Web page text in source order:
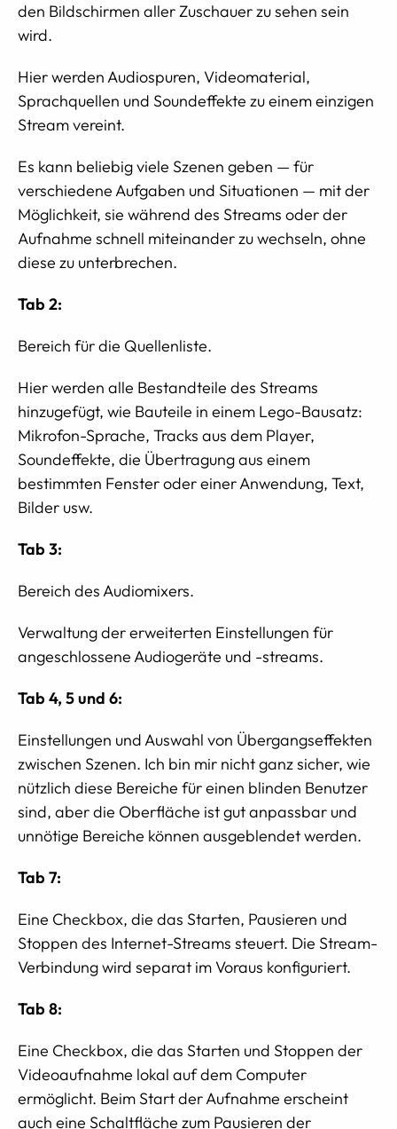
den Bildschirmen aller Zuschauer zu sehen sein
wird.
Hier werden Audiospuren, Videomaterial,
Sprachquellen und Soundeffekte zu einem einzigen
Stream vereint.
Es kann beliebig viele Szenen geben — für
verschiedene Aufgaben und Situationen — mit der
Möglichkeit, sie während des Streams oder der
Aufnahme schnell miteinander zu wechseln, ohne
diese zu unterbrechen.
Tab 2:
Bereich für die Quellenliste.
Hier werden alle Bestandteile des Streams
hinzugefügt, wie Bauteile in einem Lego-Bausatz:
Mikrofon-Sprache, Tracks aus dem Player,
Soundeffekte, die Übertragung aus einem
bestimmten Fenster oder einer Anwendung, Text,
Bilder usw.
Tab 3:
Bereich des Audiomixers.
Verwaltung der erweiterten Einstellungen für
angeschlossene Audiogeräte und -streams.
Tab 4, 5 und 6:
Einstellungen und Auswahl von Übergangseffekten
zwischen Szenen. Ich bin mir nicht ganz sicher, wie
nützlich diese Bereiche für einen blinden Benutzer
sind, aber die Oberfläche ist gut anpassbar und
unnötige Bereiche können ausgeblendet werden.
Tab 7:
Eine Checkbox, die das Starten, Pausieren und
Stoppen des Internet-Streams steuert. Die Stream-
Verbindung wird separat im Voraus konfiguriert.
Tab 8:
Eine Checkbox, die das Starten und Stoppen der
Videoaufnahme lokal auf dem Computer
ermöglicht. Beim Start der Aufnahme erscheint
auch eine Schaltfläche zum Pausieren der